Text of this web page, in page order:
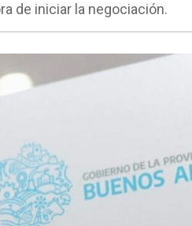
de iniciar la negociación.